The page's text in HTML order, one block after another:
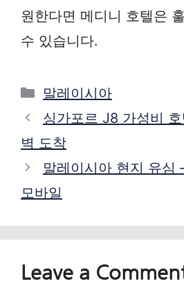
원한다면 메디니 호텔은
수 있습니다.
Categories
말레이시아
싱가포르 J8 가성비
벽 도착
말레이시아 현지 유심
모바일
Leave a